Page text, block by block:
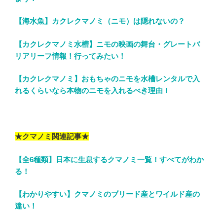
【海水魚】カクレクマノミ（ニモ）は隠れないの？
【カクレクマノミ水槽】ニモの映画の舞台・グレートバ
リアリーフ情報！行ってみたい！
【カクレクマノミ】おもちゃのニモを水槽レンタルで入
れるくらいなら本物のニモを入れるべき理由！
★クマノミ関連記事★
【全6種類】日本に生息するクマノミ一覧！すべてがわか
る！
【わかりやすい】クマノミのブリード産とワイルド産の
違い！